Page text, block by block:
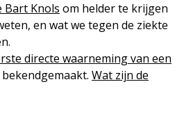
Bart Knols om helder te krijgen
en wat we tegen de ziekte
directe waarneming van een
bekendgemaakt. Wat zijn de